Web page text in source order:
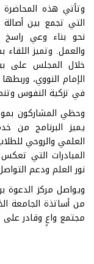
وتأتي هذه
التي تجمع بين
نحو بناء وعي
والعمل. وتميز
خلال المجلس على
الإمام النووي،
في تزكية النفوس
وحظي المشاركون
يميز البرنامج من
العلمي والروحي
المبادرات التي
نور العلم ودعم
ويواصل مركز الدعوة
من أساتذة الجامعة
مجتمع واعٍ وقادر